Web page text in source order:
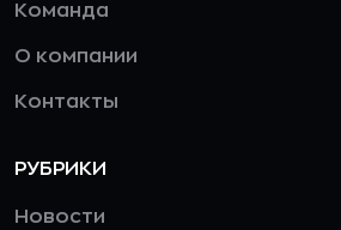
Команда
О компании
Контакты
РУБРИКИ
Новости